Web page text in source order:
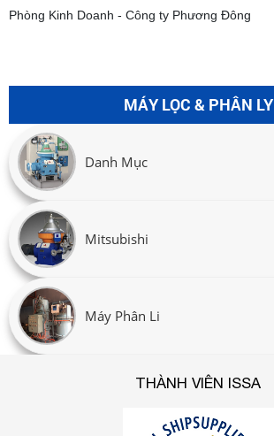
Phòng Kinh Doanh - Công ty Phương Đông
MÁY LỌC & PHÂN LY
Danh Mục
Mitsubishi
Máy Phân Li
THÀNH VIÊN ISSA